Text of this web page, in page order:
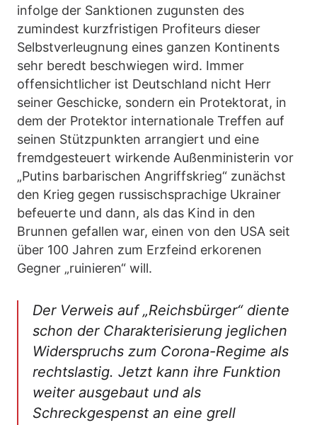
infolge der Sanktionen zugunsten des
zumindest kurzfristigen Profiteurs dieser
Selbstverleugnung eines ganzen Kontinents
sehr beredt beschwiegen wird. Immer
offensichtlicher ist Deutschland nicht Herr
seiner Geschicke, sondern ein Protektorat, in
dem der Protektor internationale Treffen auf
seinen Stützpunkten arrangiert und eine
fremdgesteuert wirkende Außenministerin vor
„Putins barbarischen Angriffskrieg“ zunächst
den Krieg gegen russischsprachige Ukrainer
befeuerte und dann, als das Kind in den
Brunnen gefallen war, einen von den USA seit
über 100 Jahren zum Erzfeind erkorenen
Gegner „ruinieren“ will.
Der Verweis auf „Reichsbürger“ diente
schon der Charakterisierung jeglichen
Widerspruchs zum Corona-Regime als
rechtslastig. Jetzt kann ihre Funktion
weiter ausgebaut und als
Schreckgespenst an eine grell